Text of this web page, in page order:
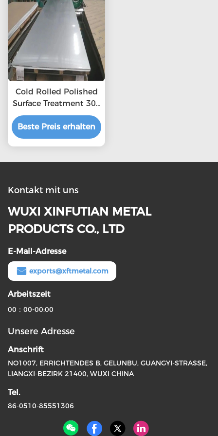
Cold Rolled Polished
Surface Treatment 304
2b Stainless Steel
Sheet
Beste Preis erhalten
Kontakt mit uns
WUXI XINFUTIAN METAL
PRODUCTS CO., LTD
E-Mail-Adresse
exports@xftmetal.com
Arbeitszeit
00：00-00:00
Unsere Adresse
Anschrift
NO1007, ERRICHTENDES B, GELUNBU, GUANGYI-STRASSE,
LIANGXI-BEZIRK 21400, WUXI CHINA
Tel.
86-0510-85551306